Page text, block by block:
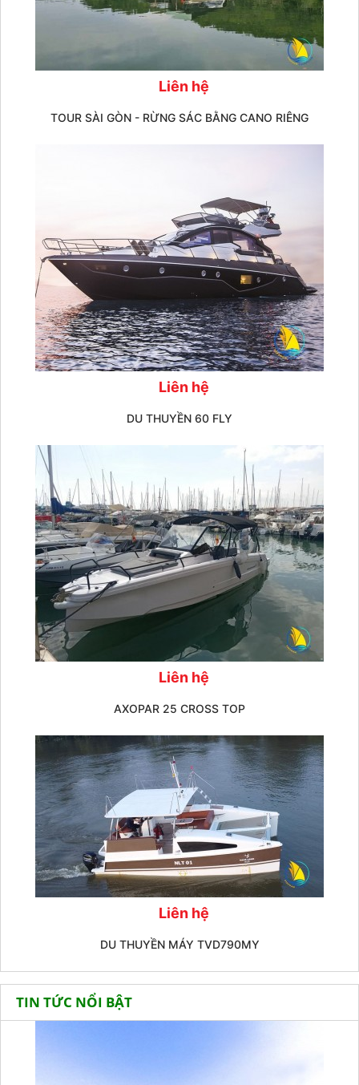
Liên hệ
TOUR SÀI GÒN - RỪNG SÁC BẰNG CANO RIÊNG
Liên hệ
DU THUYỀN 60 FLY
Liên hệ
AXOPAR 25 CROSS TOP
Liên hệ
DU THUYỀN MÁY TVD790MY
TIN TỨC NỔI BẬT